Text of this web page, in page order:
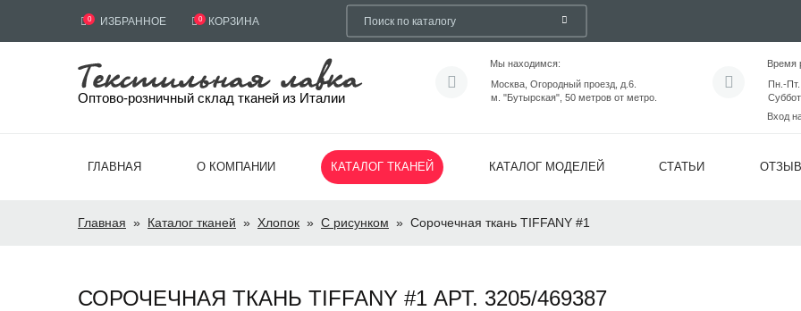
0 ИЗБРАННОЕ 0 КОРЗИНА
Оптово-розничный склад тканей из Италии
Мы находимся:
Москва, Огородный проезд, д.6.
м. "Бутырская", 50 метров от метро.
Время
Пн.-
Вход
ГЛАВНАЯ О КОМПАНИИ КАТАЛОГ ТКАНЕЙ КАТАЛОГ МОДЕЛЕЙ СТАТЬИ
Главная » Каталог тканей » Хлопок » С рисунком » Сорочечная ткань TIFFANY #1
СОРОЧЕЧНАЯ ТКАНЬ TIFFANY #1 АРТ. 3205/469387